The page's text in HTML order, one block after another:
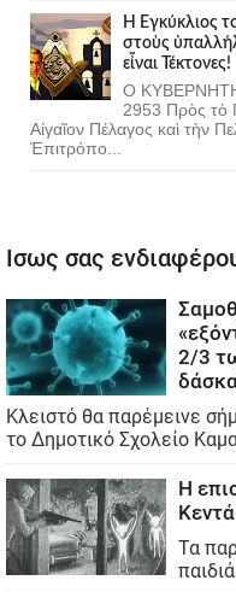
Ἡ Ἐγκύκλιος
στοὺς
εἶναι Τέκτονες!
Ο
2953 Πρὸς τὸ
Αἰγαῖον Πέλαγος καὶ τὴν
Ἐπιτρόπο...